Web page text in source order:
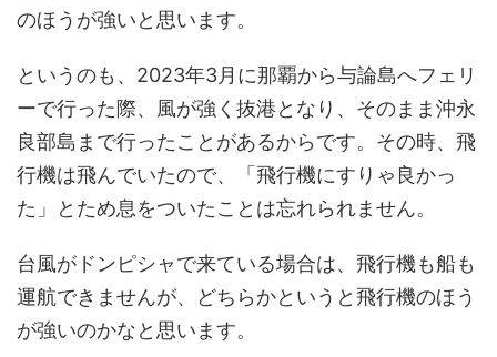
のほうが強いと思います。
というのも、2023年3月に那覇から与論島へフェリ
ーで行った際、風が強く抜港となり、そのまま沖永
良部島まで行ったことがあるからです。その時、飛
行機は飛んでいたので、「飛行機にすりゃ良かっ
た」とため息をついたことは忘れられません。
台風がドンピシャで来ている場合は、飛行機も船も
運航できませんが、どちらかというと飛行機のほう
が強いのかなと思います。